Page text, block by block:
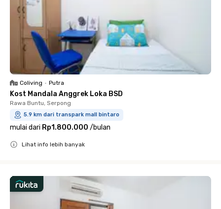
Coliving • Putra
Kost Mandala Anggrek Loka BSD
Rawa Buntu, Serpong
5.9 km dari transpark mall bintaro
mulai dari Rp1.800.000 /bulan
Lihat info lebih banyak